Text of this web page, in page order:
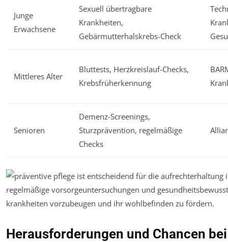
Junge
Erwachsene
Sexuell übertragbare
Krankheiten,
Gebärmutterhalskrebs-Check
Mittleres Alter
Bluttests, Herzkreislauf-Checks,
Krebsfrüherkennung
Senioren
Demenz-Screenings,
Sturzprävention, regelmäßige
Checks
Herausforderungen und Chancen